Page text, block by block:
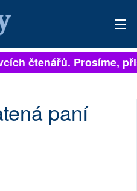
čtenářů. Prosíme,
paní